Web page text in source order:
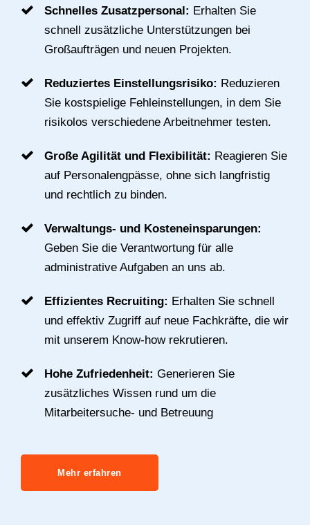
Schnelles Zusatzpersonal: Erhalten Sie
schnell zusätzliche Unterstützungen bei
Großaufträgen und neuen Projekten.
Reduziertes Einstellungsrisiko: Reduzieren
Sie kostspielige Fehleinstellungen, in dem Sie
risikolos verschiedene Arbeitnehmer testen.
Große Agilität und Flexibilität: Reagieren Sie
auf Personalengpässe, ohne sich langfristig
und rechtlich zu binden.
Verwaltungs- und Kosteneinsparungen:
Geben Sie die Verantwortung für alle
administrative Aufgaben an uns ab.
Effizientes Recruiting: Erhalten Sie schnell
und effektiv Zugriff auf neue Fachkräfte, die wir
mit unserem Know-how rekrutieren.
Hohe Zufriedenheit: Generieren Sie
zusätzliches Wissen rund um die
Mitarbeitersuche- und Betreuung
Mehr erfahren